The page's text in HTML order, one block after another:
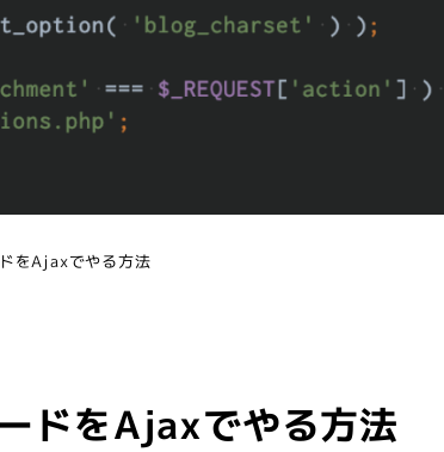
をAjaxでやる方法
ドをAjaxでやる方法